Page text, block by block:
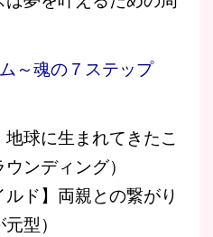
～魂の７ステップ
地球に生まれてきたこ
ンディング）
ド】両親との繋がり
型）